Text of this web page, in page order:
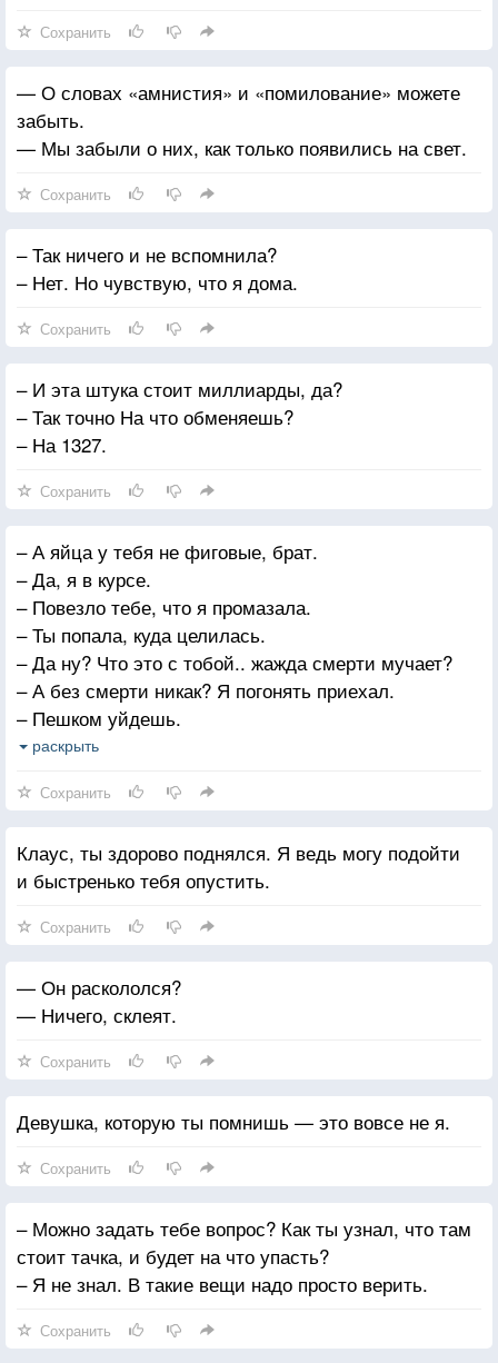
Сохранить
— О словах «амнистия» и «помилование» можете
забыть.
— Мы забыли о них, как только появились на свет.
Сохранить
– Так ничего и не вспомнила?
– Нет. Но чувствую, что я дома.
Сохранить
– И эта штука стоит миллиарды, да?
– Так точно На что обменяешь?
– На 1327.
Сохранить
– А яйца у тебя не фиговые, брат.
– Да, я в курсе.
– Повезло тебе, что я промазала.
– Ты попала, куда целилась.
– Да ну? Что это с тобой.. жажда смерти мучает?
– А без смерти никак? Я погонять приехал.
– Пешком уйдешь.
– Рванули?
– Мы болтаем или едем?
раскрыть
Сохранить
Клаус, ты здорово поднялся. Я ведь могу подойти
и быстренько тебя опустить.
Сохранить
— Он раскололся?
— Ничего, склеят.
Сохранить
Девушка, которую ты помнишь — это вовсе не я.
Сохранить
– Можно задать тебе вопрос? Как ты узнал, что там
стоит тачка, и будет на что упасть?
– Я не знал. В такие вещи надо просто верить.
Сохранить